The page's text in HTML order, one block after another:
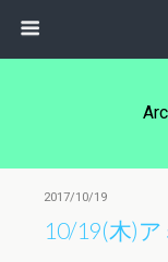
2017/10/19
10/19(木)